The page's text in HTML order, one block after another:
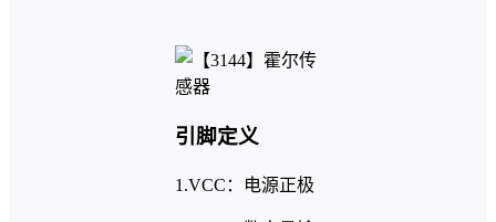
引脚定义
1.VCC：电源正极